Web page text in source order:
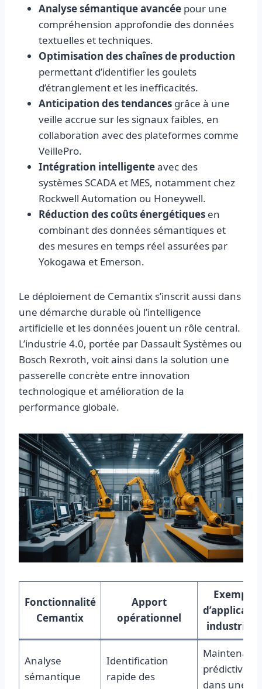
Analyse sémantique avancée pour une
compréhension approfondie des données
textuelles et techniques.
Optimisation des chaînes de production
permettant d’identifier les goulets
d’étranglement et les inefficacités.
Anticipation des tendances grâce à une
veille accrue sur les signaux faibles, en
collaboration avec des plateformes comme
VeillePro.
Intégration intelligenteavec des
systèmes SCADA et MES, notamment chez
Rockwell Automation ou Honeywell.
Réduction des coûts énergétiques en
combinant des données sémantiques et
des mesures en temps réel assurées par
Yokogawa et Emerson.
Le déploiement de Cemantix s’inscrit aussi dans
une démarche durable où l’intelligence
artificielle et les données jouent un rôle central.
L’industrie 4.0, portée par Dassault Systèmes ou
Bosch Rexroth, voit ainsi dans la solution une
passerelle concrète entre innovation
technologique et amélioration de la
performance globale.
Fonctionnalité
Cemantix
Apport
opérationnel
Exemple
industrielle
Analyse
sémantique
Identification
rapide des
prédictive
dans une